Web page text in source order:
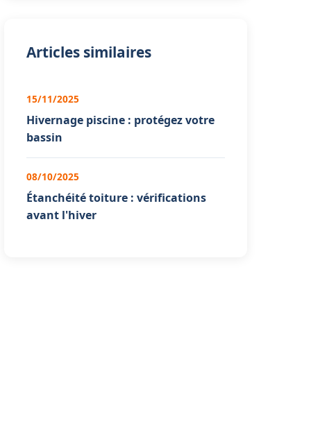
Articles similaires
15/11/2025
Hivernage piscine : protégez votre
bassin
08/10/2025
Étanchéité toiture : vérifications
avant l'hiver